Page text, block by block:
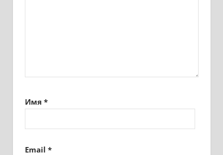
Имя *
Email *